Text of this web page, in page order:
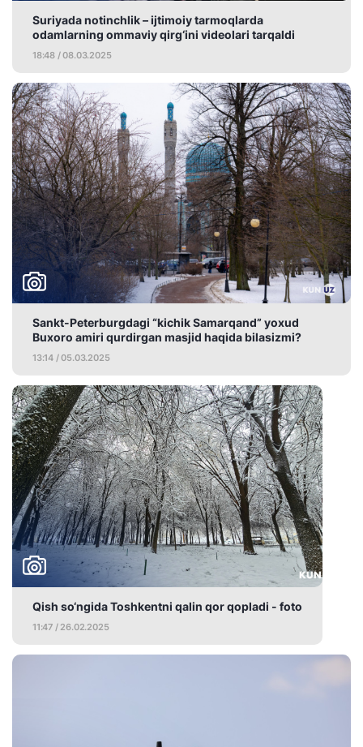
Suriyada notinchlik – ijtimoiy tarmoqlarda
odamlarning ommaviy qirg‘ini videolari tarqaldi
18:48 / 08.03.2025
Sankt-Peterburgdagi “kichik Samarqand” yoxud
Buxoro amiri qurdirgan masjid haqida bilasizmi?
13:14 / 05.03.2025
Qish so‘ngida Toshkentni qalin qor qopladi - foto
11:47 / 26.02.2025